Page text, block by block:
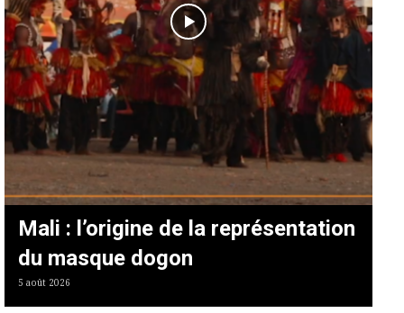
Mali : l’origine de la représentation
du masque dogon
5 août 2026